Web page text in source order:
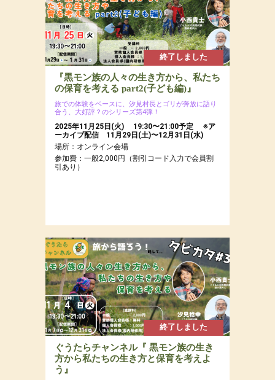
終了しました
『黒モン族の人々の生き方から、私たち
の保育を考える part2(子ども編)』
旅での体験をベースに、汐見村長とゴリが奔放に語り
合う、大好評？のシリーズ第4弾！
2025年11月25日(火) 19:30〜21:00予定 ※ア
ーカイブ配信 11月29日(土)〜12月31日(水)
場所：オンライン会場
参加費：一般2,000円（割引コード入力で会員割
引あり）
終了しました
ぐうたらチャンネル『 黒モン族の生き
方から私たちの生き方と保育を考えよ
う』